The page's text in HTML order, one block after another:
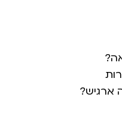
ארגיש?